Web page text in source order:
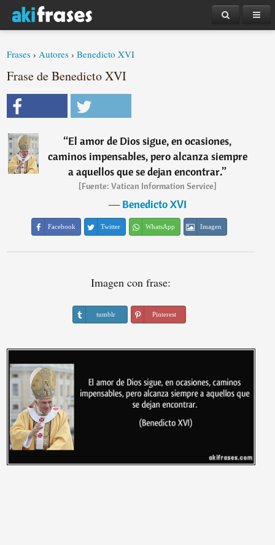
Frases ›Autores ›Benedicto XVI
Frase de Benedicto XVI
“El amor de Dios sigue, en ocasiones,
caminos impensables, pero alcanza siempre
a aquellos que se dejan encontrar.”
[Fuente: Vatican Information Service]
―Benedicto XVI
Facebook Twitter WhatsApp Imagen
Imagen con frase:
tumblr Pinterest